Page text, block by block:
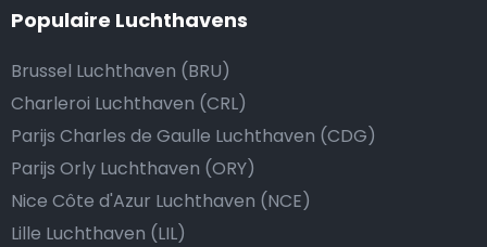
Populaire Luchthavens
Brussel Luchthaven (BRU)
Charleroi Luchthaven (CRL)
Parijs Charles de Gaulle Luchthaven (CDG)
Parijs Orly Luchthaven (ORY)
Nice Côte d'Azur Luchthaven (NCE)
Lille Luchthaven (LIL)